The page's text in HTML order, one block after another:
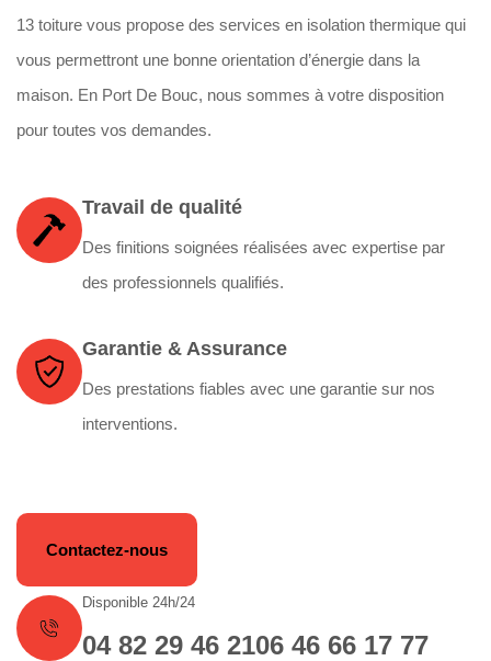
13 toiture vous propose des services en isolation thermique qui
vous permettront une bonne orientation d’énergie dans la
maison. En Port De Bouc, nous sommes à votre disposition
pour toutes vos demandes.
Travail de qualité
Des finitions soignées réalisées avec expertise par
des professionnels qualifiés.
Garantie & Assurance
Des prestations fiables avec une garantie sur nos
interventions.
Contactez-nous
Disponible 24h/24
04 82 29 46 2106 46 66 17 77